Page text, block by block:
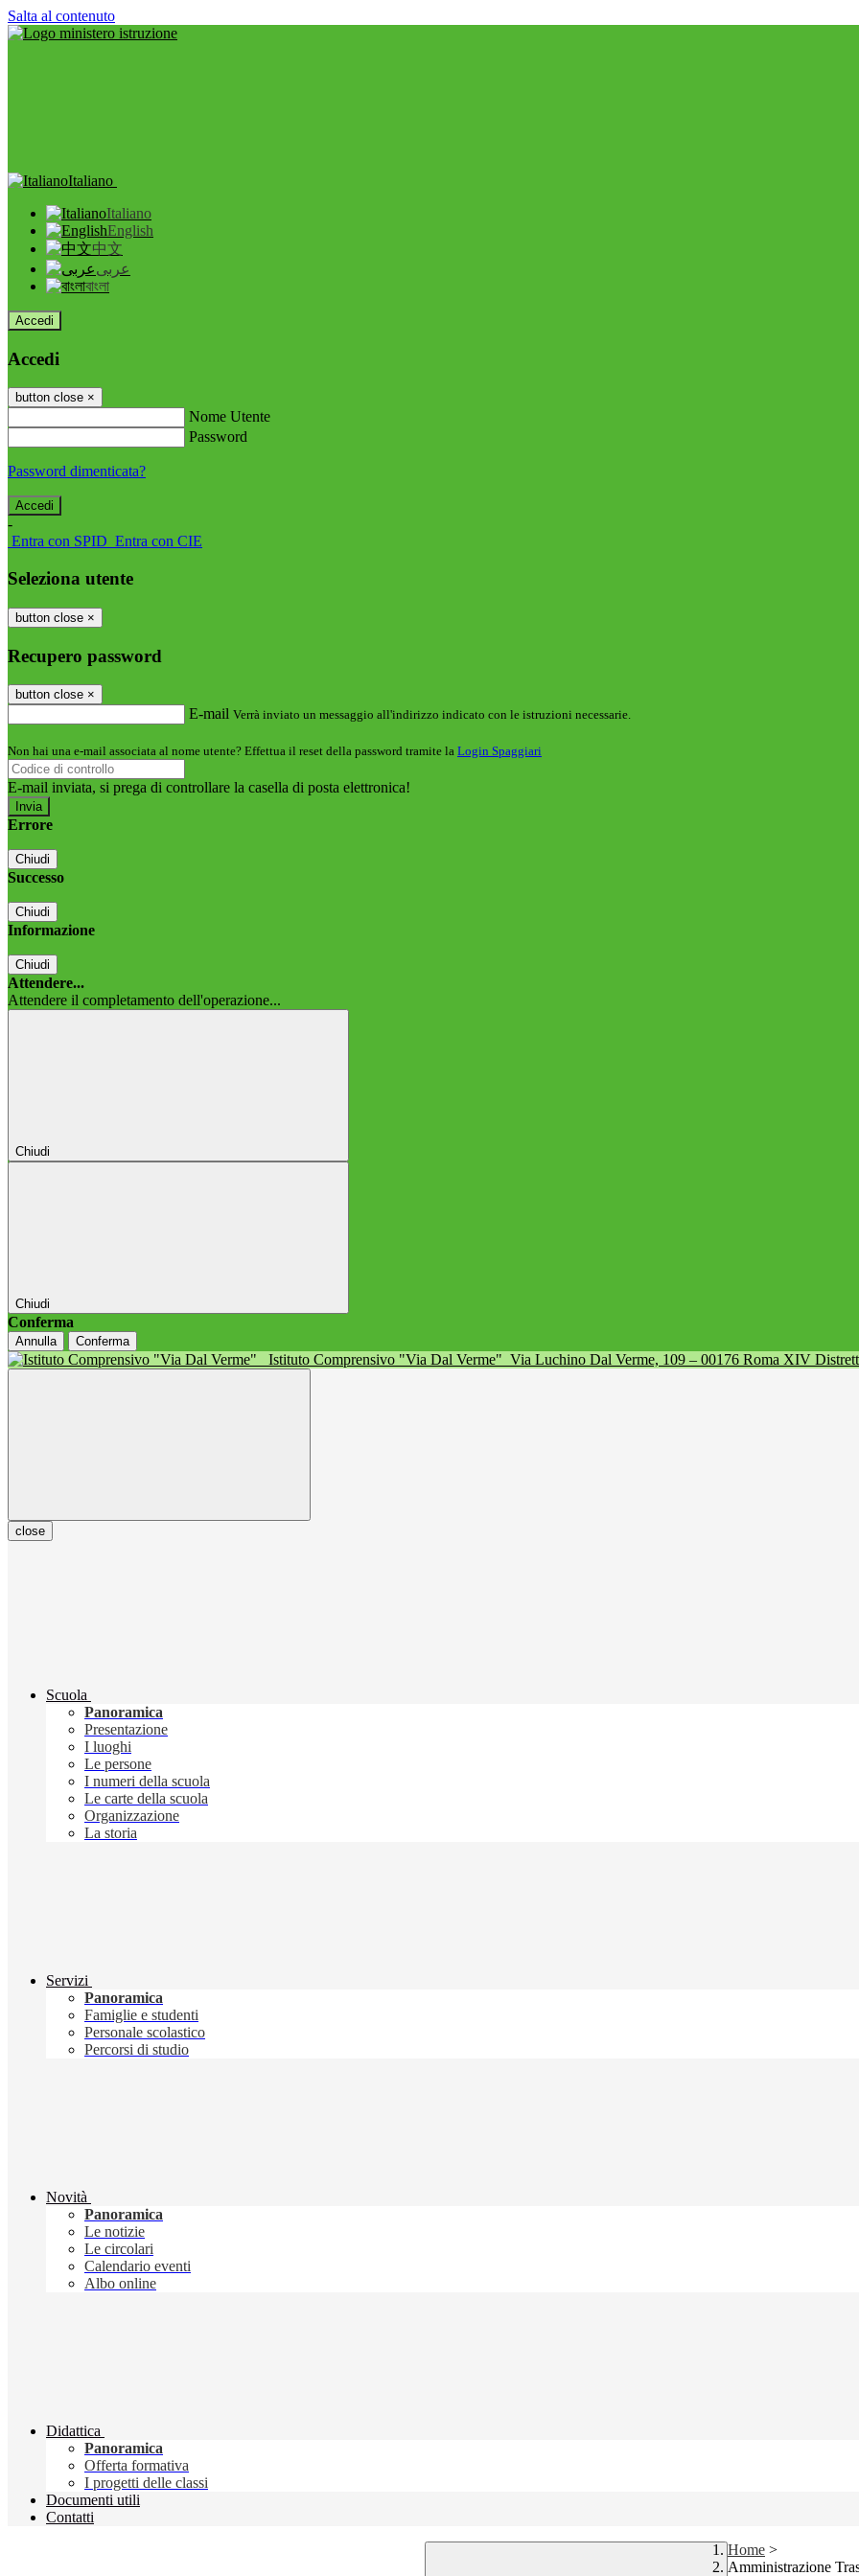
Salta al contenuto
Italiano
Italiano
English
中文
عربى
বাংলা
Accedi
Accedi
button close ×
Nome Utente
Password
Password dimenticata?
-
Entra con SPID Entra con CIE
Seleziona utente
button close ×
Recupero password
button close ×
E-mail Verrà inviato un messaggio all'indirizzo indicato con le istruzioni necessarie.
Non hai una e-mail associata al nome utente? Effettua il reset della password tramite la Login Spaggiari
E-mail inviata, si prega di controllare la casella di posta elettronica!
Errore
Chiudi
Successo
Chiudi
Informazione
Chiudi
Attendere...
Attendere il completamento dell'operazione...
Chiudi
Chiudi
Conferma
Annulla Conferma
Istituto Comprensivo "Via Dal Verme" Via Luchino Dal Verme, 109 – 00176 Roma XIV
close
Scuola
Panoramica
Presentazione
I luoghi
Le persone
I numeri della scuola
Le carte della scuola
Organizzazione
La storia
Servizi
Panoramica
Famiglie e studenti
Personale scolastico
Percorsi di studio
Novità
Panoramica
Le notizie
Le circolari
Calendario eventi
Albo online
Didattica
Panoramica
Offerta formativa
I progetti delle classi
Documenti utili
Contatti
Home >
Amministrazione